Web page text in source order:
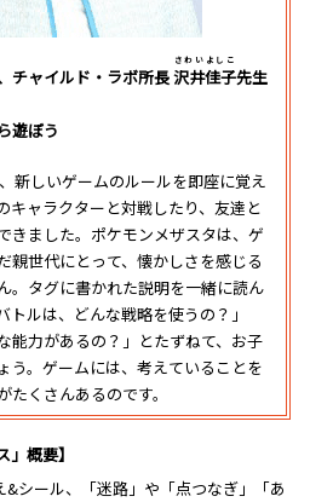
チャイルド・ラボ所長沢井佳子
さわいよしこ
先生
遊ぼう
新しいゲームのルールを即座に覚え
キャラクターと対戦したり、友達と
きました。ポケモンメザスタは、ゲ
親世代にとって、懐かしさを感じる
。タグに書かれた説明を一緒に読ん
ルは、どんな戦略を使うの？」
能力があるの？」とたずねて、お子
う。ゲームには、考えていることを
くさんあるのです。
」概要】
シール、「迷路」や「点つなぎ」「あ